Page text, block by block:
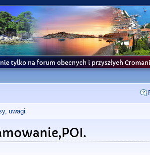
tylko na forum obecnych i przyszłych
uwagi